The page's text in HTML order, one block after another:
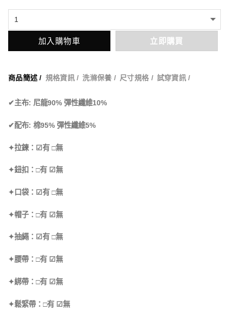
加入購物車 立即購買
商品簡述 / 規格資訊 / 洗滌保養 / 尺寸規格 / 試穿資訊 /
✔主布: 尼龍90% 彈性纖維10%
✔配布: 棉95% 彈性纖維5%
✦拉鍊：☑有 □無
✦鈕扣：□有 ☑無
✦口袋：☑有 □無
✦帽子：□有 ☑無
✦抽繩：☑有 □無
✦腰帶：□有 ☑無
✦綁帶：□有 ☑無
✦鬆緊帶：□有 ☑無